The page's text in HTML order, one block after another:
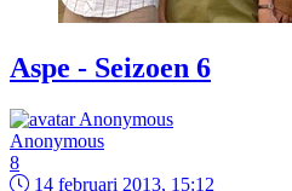
Aspe - Seizoen 6
Anonymous
8
14 februari 2013, 15:12